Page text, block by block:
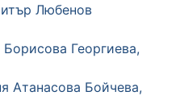
Любенов
Георгиева,
Атанасова Бойчева,